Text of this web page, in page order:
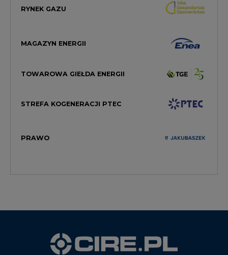
RYNEK GAZU
MAGAZYN ENERGII
TOWAROWA GIEŁDA ENERGII
STREFA KOGENERACJI PTEC
PRAWO